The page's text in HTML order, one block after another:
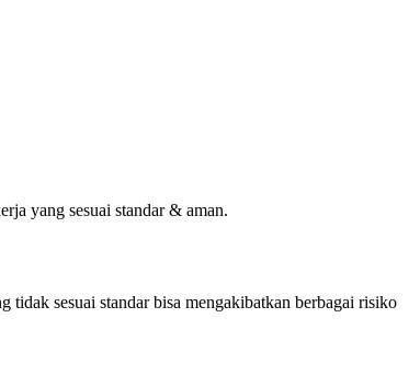
yang sesuai standar & aman.
tidak sesuai standar bisa mengakibatkan berbagai risiko